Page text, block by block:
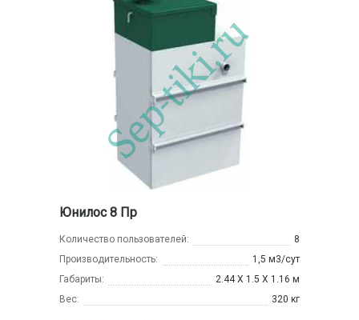
Юнилос 8 Пр
Количество пользователей:
8
Производительность:
1,5 м3/сут
Габариты:
2.44 Х 1.5 Х 1.16 м
Вес:
320 кг